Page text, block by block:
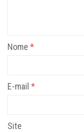
Nome *
E-mail *
Site